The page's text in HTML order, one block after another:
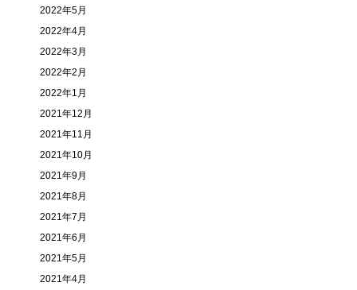
2022年5月
2022年4月
2022年3月
2022年2月
2022年1月
2021年12月
2021年11月
2021年10月
2021年9月
2021年8月
2021年7月
2021年6月
2021年5月
2021年4月